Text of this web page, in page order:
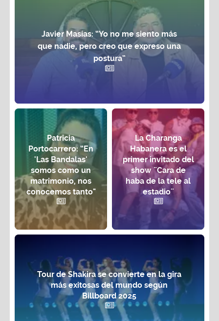
Javier Masías: “Yo no me siento más
que nadie, pero creo que expreso una
postura”
Patricia
Portocarrero: “En
'Las Bandalas'
somos como un
matrimonio, nos
conocemos tanto"
La Charanga
Habanera es el
primer invitado del
show ¨Cara de
haba de la tele al
estadio¨
Tour de Shakira se convierte en la gira
más exitosas del mundo según
Billboard 2025